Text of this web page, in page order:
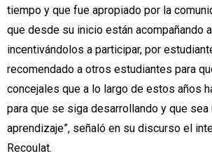
tiempo y que fue apropiado por la
que desde su inicio están acompañando
incentivándolos a participar, por
recomendado a otros estudiantes para
concejales que a lo largo de estos años
para que se siga desarrollando y que sea
aprendizaje”, señaló en su discurso el
Recoulat.